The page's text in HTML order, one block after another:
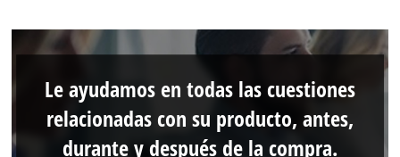
Le ayudamos en todas las cuestiones
relacionadas con su producto, antes,
durante y después de la compra.